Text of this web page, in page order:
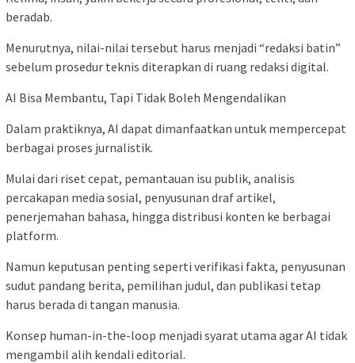
beradab.
Menurutnya, nilai-nilai tersebut harus menjadi “redaksi batin”
sebelum prosedur teknis diterapkan di ruang redaksi digital.
AI Bisa Membantu, Tapi Tidak Boleh Mengendalikan
Dalam praktiknya, AI dapat dimanfaatkan untuk mempercepat
berbagai proses jurnalistik.
Mulai dari riset cepat, pemantauan isu publik, analisis
percakapan media sosial, penyusunan draf artikel,
penerjemahan bahasa, hingga distribusi konten ke berbagai
platform.
Namun keputusan penting seperti verifikasi fakta, penyusunan
sudut pandang berita, pemilihan judul, dan publikasi tetap
harus berada di tangan manusia.
Konsep human-in-the-loop menjadi syarat utama agar AI tidak
mengambil alih kendali editorial.